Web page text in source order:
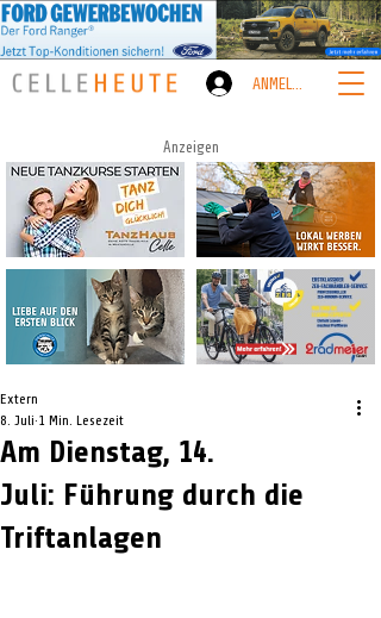
ANMELDEN
Anzeigen
Am Dienstag, 14.
Juli: Führung durch die
Triftanlagen
Extern
8. Juli 1 Min. Lesezeit